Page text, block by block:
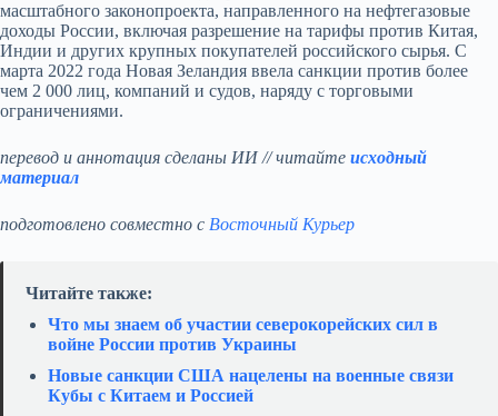
масштабного законопроекта, направленного на нефтегазовые
доходы России, включая разрешение на тарифы против Китая,
Индии и других крупных покупателей российского сырья. С
марта 2022 года Новая Зеландия ввела санкции против более
чем 2 000 лиц, компаний и судов, наряду с торговыми
ограничениями.
перевод и аннотация сделаны ИИ // читайте исходный
материал
подготовлено совместно с Восточный Курьер
Читайте также:
Что мы знаем об участии северокорейских сил в
войне России против Украины
Новые санкции США нацелены на военные связи
Кубы с Китаем и Россией